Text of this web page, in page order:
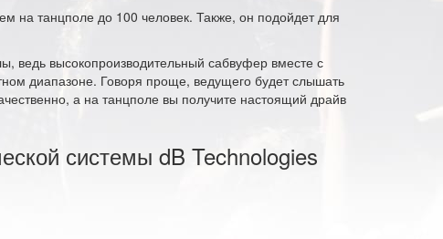
на танцполе до 100 человек. Также, он подойдет для
ведь высокопроизводительный сабвуфер вместе с
диапазоне. Говоря проще, ведущего будет слышать
а на танцполе вы получите настоящий драйв
системы dB Technologies